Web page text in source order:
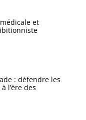
et
: défendre les
l’ère des